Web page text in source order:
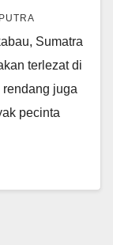
Sumatra
terlezat di
juga
pecinta